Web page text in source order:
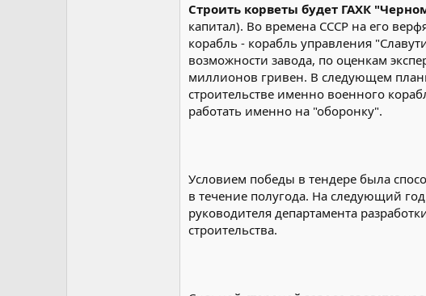
Строить корветы будет ГАХК
капитал). Во времена СССР на его
корабль - корабль управления
возможности завода, по оценкам
миллионов гривен. В следующем
строительстве именно военного
работать именно на "оборонку".
Условием победы в тендере была
в течение полугода. На следующий
руководителя департамента
строительства.